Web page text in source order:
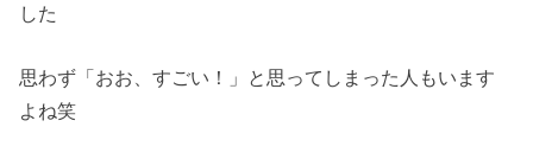
した
思わず「おお、すごい！」と思ってしまった人もいます
よね笑